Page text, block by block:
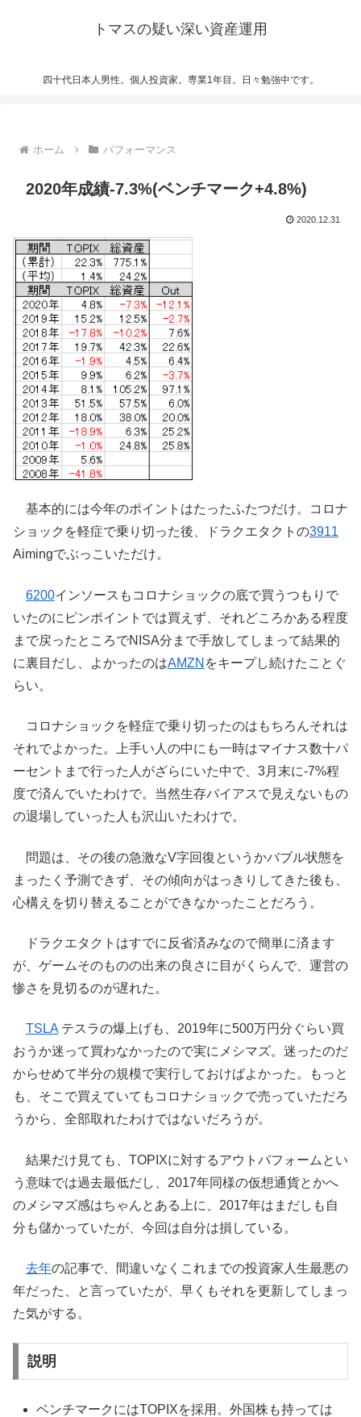
トマスの疑い深い資産運用
四十代日本人男性。個人投資家。専業1年目。日々勉強中です。
ホーム パフォーマンス
2020年成績-7.3%(ベンチマーク+4.8%)
2020.12.31
基本的には今年のポイントはたったふたつだけ。コロナ
ショックを軽症で乗り切った後、ドラクエタクトの3911
Aimingでぶっこいただけ。
6200インソースもコロナショックの底で買うつもりで
いたのにピンポイントでは買えず、それどころかある程度
まで戻ったところでNISA分まで手放してしまって結果的
に裏目だし、よかったのはAMZN をキープし続けたことぐ
らい。
コロナショックを軽症で乗り切ったのはもちろんそれは
それでよかった。上手い人の中にも一時はマイナス数十パ
ーセントまで行った人がざらにいた中で、3月末に-7%程
度で済んでいたわけで。当然生存バイアスで見えないもの
の退場していった人も沢山いたわけで。
問題は、その後の急激なV字回復というかバブル状態を
まったく予測できず、その傾向がはっきりしてきた後も、
心構えを切り替えることができなかったことだろう。
ドラクエタクトはすでに反省済みなので簡単に済ます
が、ゲームそのものの出来の良さに目がくらんで、運営の
惨さを見切るのが遅れた。
TSLA テスラの爆上げも、2019年に500万円分ぐらい買
おうか迷って買わなかったので実にメシマズ。迷ったのだ
からせめて半分の規模で実行しておけばよかった。もっと
も、そこで買えていてもコロナショックで売っていただろ
うから、全部取れたわけではないだろうが。
結果だけ見ても、TOPIXに対するアウトパフォームとい
う意味では過去最低だし、2017年同様の仮想通貨とかへ
のメシマズ感はちゃんとある上に、2017年はまだしも自
分も儲かっていたが、今回は自分は損している。
去年の記事で、間違いなくこれまでの投資家人生最悪の
年だった、と言っていたが、早くもそれを更新してしまっ
た気がする。
説明
ベンチマークにはTOPIXを採用。外国株も持っては